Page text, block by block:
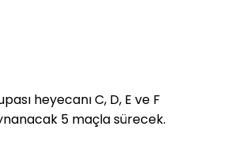
heyecanı C, D, E ve F
5 maçla sürecek.